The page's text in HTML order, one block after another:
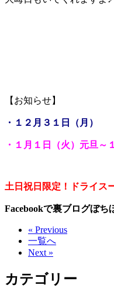
【お知らせ】
・１２月３１日（月）
・１月１日（火）元旦
土日祝日限定！ドライス
Facebookで裏ブログぼち
« Previous
一覧へ
Next »
カテゴリー